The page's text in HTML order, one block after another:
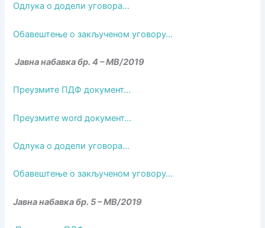
Одлука о додели уговора…
Обавештење о закљученом уговору…
Јавна набавка бр. 4 – МВ/2019
Преузмите ПДФ документ…
Преузмите word документ…
Одлука о додели уговора…
Обавештење о закљученом уговору…
Јавна набавка бр. 5 – МВ/2019